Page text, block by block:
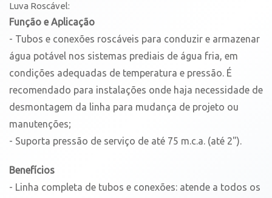
Luva Roscável:
Função e Aplicação
- Tubos e conexões roscáveis para conduzir e armazenar
água potável nos sistemas prediais de água fria, em
condições adequadas de temperatura e pressão. É
recomendado para instalações onde haja necessidade de
desmontagem da linha para mudança de projeto ou
manutenções;
- Suporta pressão de serviço de até 75 m.c.a. (até 2").
Benefícios
- Linha completa de tubos e conexões: atende a todos os